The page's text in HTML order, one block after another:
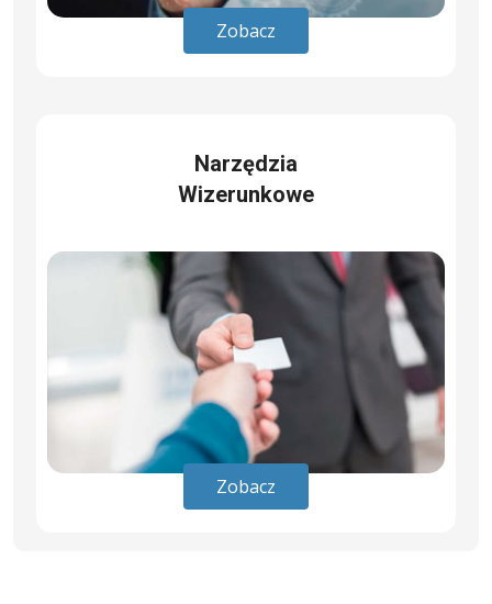
Zobacz
Narzędzia
Wizerunkowe
Zobacz